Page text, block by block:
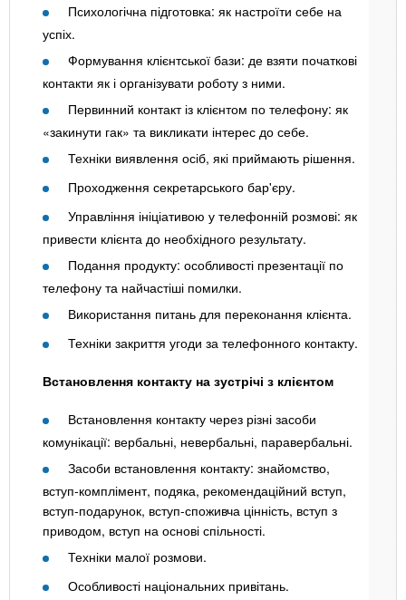
Психологічна підготовка: як настроїти себе на
успіх.
Формування клієнтської бази: де взяти початкові
контакти як і організувати роботу з ними.
Первинний контакт із клієнтом по телефону: як
«закинути гак» та викликати інтерес до себе.
Техніки виявлення осіб, які приймають рішення.
Проходження секретарського бар'єру.
Управління ініціативою у телефонній розмові: як
привести клієнта до необхідного результату.
Подання продукту: особливості презентації по
телефону та найчастіші помилки.
Використання питань для переконання клієнта.
Техніки закриття угоди за телефонного контакту.
Встановлення контакту на зустрічі з клієнтом
Встановлення контакту через різні засоби
комунікації: вербальні, невербальні, паравербальні.
Засоби встановлення контакту: знайомство,
вступ-комплімент, подяка, рекомендаційний вступ,
вступ-подарунок, вступ-споживча цінність, вступ з
приводом, вступ на основі спільності.
Техніки малої розмови.
Особливості національних привітань.